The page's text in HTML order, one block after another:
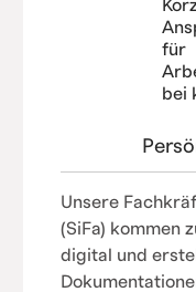
Unsere
(SiFa) kommen
digital und